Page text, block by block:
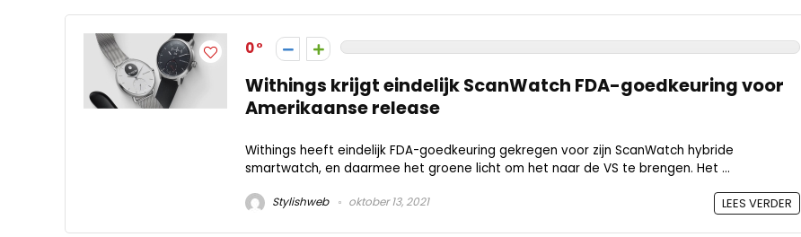
0
Withings krijgt eindelijk ScanWatch FDA-goedkeuring voor
Amerikaanse release
Withings heeft eindelijk FDA-goedkeuring gekregen voor zijn ScanWatch hybride
smartwatch, en daarmee het groene licht om het naar de VS te brengen. Het ...
Stylishweb oktober 13, 2021 LEES VERDER